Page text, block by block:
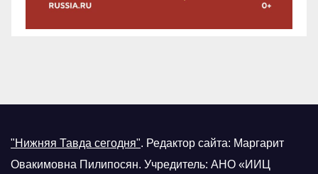
"Нижняя Тавда сегодня". Редактор сайта: Маргарит
Овакимовна Пилипосян. Учредитель: АНО «ИИЦ